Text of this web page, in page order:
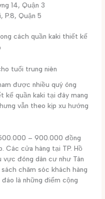
14, Quận 3
P.8, Quận 5
cách quần kaki thiết kế
tuổi trung niên
được nhiều quý ông
quần kaki tại đây mang
vẫn theo kịp xu hướng
– 900.000 đồng
Các cửa hàng tại TP. Hồ
đông dân cư như Tân
chăm sóc khách hàng
là những điểm cộng